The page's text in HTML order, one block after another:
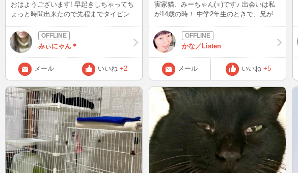
おはようございます! 早起きしちゃってち
ょっと時間出来たので先程までタイピング
最近の体調不良で声が出しづらく声がガッ
サガサだし…ガッサガサの声聞いて自分で
も可笑しくて子供と爆笑しています笑笑
笑い声も変わって更におかしくて笑いが止
まらないっていう…笑笑 こんなにも声の
調子が悪いのは産まれて初めてかもしんな
い… まぁ声以外は全然元気なんだけどね♪
今年を振り返ってみて4月にBB登録して使
い方がよく分からず…11月に色々あって前
の会社辞めて時間が出来たので久しぶりに
やってみようかなと思って再開したら楽し
くて♪♪ 色々な出会いがあってとても楽し
かったです(*´˘`*) お正月休み中は隙間時間
にタイピングのみになりますが5日からは
また夕方1〜2時間程度ですがIN出来たらと
みぃにゃん＊
メール いいね +2
実家猫、みーちゃん(♀)です♪ 出会いは私
が14歳の時！ 中学2年生のときで、兄が学
最近食欲が落ちているようで、 この正
月、超えられるかちょっと不安らし
い･･･。
かな／Listen
メール いいね +5